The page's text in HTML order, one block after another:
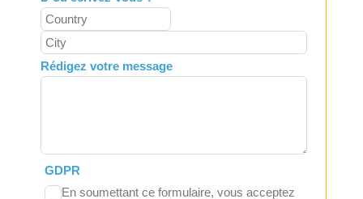
Rédigez votre message
GDPR
En soumettant ce formulaire, vous acceptez